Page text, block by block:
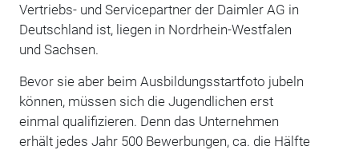
Vertriebs- und Servicepartner der Daimler AG in
Deutschland ist, liegen in Nordrhein-Westfalen
und Sachsen.
Bevor sie aber beim Ausbildungsstartfoto jubeln
können, müssen sich die Jugendlichen erst
einmal qualifizieren. Denn das Unternehmen
erhält jedes Jahr 500 Bewerbungen, ca. die Hälfte